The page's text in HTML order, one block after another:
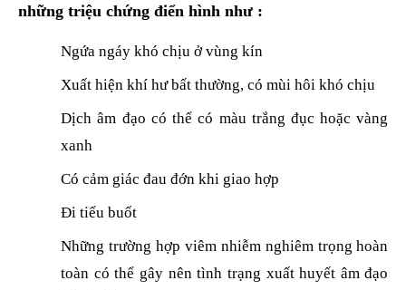
những triệu chứng điển hình như :
Ngứa ngáy khó chịu ở vùng kín
Xuất hiện khí hư bất thường, có mùi hôi khó chịu
Dịch âm đạo có thể có màu trắng đục hoặc vàng
xanh
Có cảm giác đau đớn khi giao hợp
Đi tiểu buốt
Những trường hợp viêm nhiễm nghiêm trọng hoàn
toàn có thể gây nên tình trạng xuất huyết âm đạo